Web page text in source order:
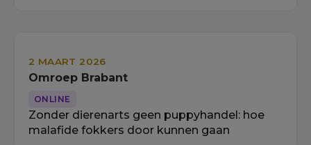
2 MAART 2026
Omroep Brabant
ONLINE
Zonder dierenarts geen puppyhandel: hoe
malafide fokkers door kunnen gaan